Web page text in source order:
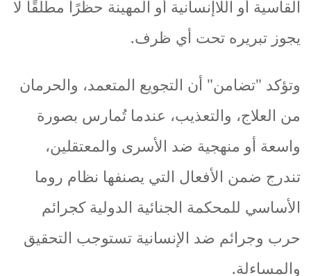
القاسية أو اللاإنسانية أو المهينة حظرًا مطلقًا لا
يجوز تبريره تحت أي ظرف.
وتؤكد "تضامن" أن التجويع المتعمد، والحرمان
من العلاج، والتعذيب، عندما تُمارس بصورة
واسعة أو منهجية ضد الأسرى والمعتقلين،
تندرج ضمن الأفعال التي يصنفها نظام روما
الأساسي للمحكمة الجنائية الدولية كجرائم
حرب وجرائم ضد الإنسانية تستوجب التحقيق
والمساءلة.